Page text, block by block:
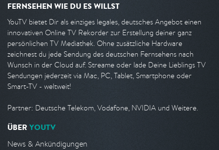
FERNSEHEN WIE DU ES WILLST
YouTV bietet Dir als einziges legales, deutsches Angebot einen
innovativen Online TV Rekorder zur Erstellung deiner ganz
persönlichen TV Mediathek. Ohne zusätzliche Hardware
zeichnest du jede Sendung des deutschen Fernsehens nach
Wunsch in der Cloud auf. Streame oder lade Deine Lieblings TV
Sendungen jederzeit via Mac, PC, Tablet, Smartphone oder
Smart-TV - weltweit!
Partner: Deutsche Telekom, Vodafone, NVIDIA und Weitere.
ÜBER YOUTV
News & Ankündigungen